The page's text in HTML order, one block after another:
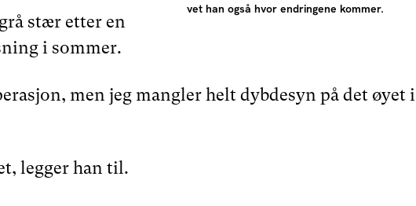
vet han også hvor endringene kommer.
stær etter en
i sommer.
men jeg mangler helt dybdesyn på det øyet i
legger han til.